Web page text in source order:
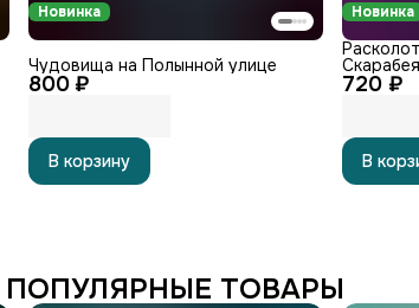
Новинка
800 ₽
Чудовища на Полынной улице
В корзину
Новинка
720 ₽
Скарабея
В
ПОПУЛЯРНЫЕ ТОВАРЫ